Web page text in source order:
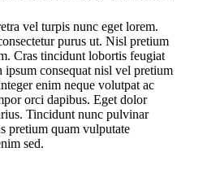
vel turpis nunc eget lorem.
purus ut. Nisl pretium
Cras tincidunt lobortis feugiat
consequat nisl vel pretium
enim neque volutpat ac
orci dapibus. Eget dolor
Tincidunt nunc pulvinar
pretium quam vulputate
sed.